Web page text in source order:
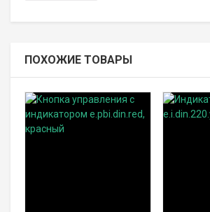
ПОХОЖИЕ ТОВАРЫ